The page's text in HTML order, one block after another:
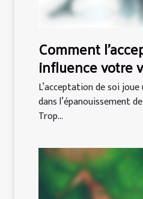
Comment
influence votre
?
L’acceptation de soi
dans l’épanouissement
Trop...